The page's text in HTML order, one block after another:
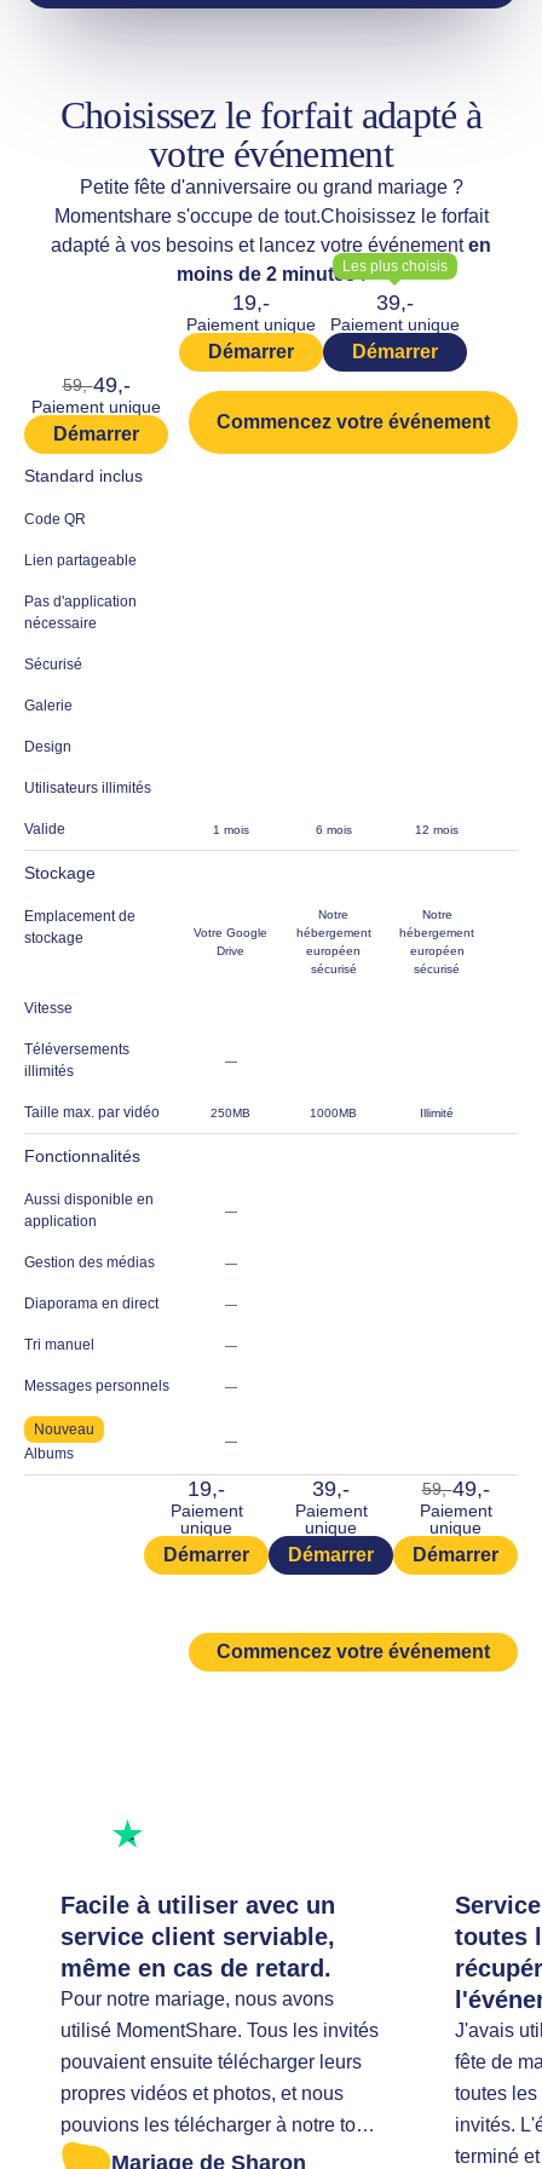
Choisissez le forfait adapté à
votre événement
Petite fête d'anniversaire ou grand mariage ?
Momentshare s'occupe de tout.Choisissez le forfait
adapté à vos besoins et lancez votre événementen
moins de 2 minutes!
19,-
Paiement unique
Démarrer
Les plus choisis
39,-
Paiement unique
Démarrer
59,-49,-
Paiement unique
Démarrer
Commencez votre événement
Standard inclus
Code QR
Lien partageable
Pas d'application
nécessaire
Sécurisé
Galerie
Design
Utilisateurs illimités
Valide 1 mois 6 mois 12 mois
Stockage
Emplacement de
stockage
Votre Google
Drive
Notre
hébergement
européen
sécurisé
Notre
hébergement
européen
sécurisé
Vitesse
Téléversements
illimités
—
Taille max. par vidéo 250MB 1000MB Illimité
Fonctionnalités
Aussi disponible en
application
—
Gestion des médias —
Diaporama en direct —
Tri manuel —
Messages personnels —
Nouveau
Albums
—
19,-
Paiement
unique
Démarrer
39,-
Paiement
unique
Démarrer
59,-49,-
Paiement
unique
Démarrer
Commencez votre événement
Facile à utiliser avec un
service client serviable,
même en cas de retard.
Pour notre mariage, nous avons
utilisé MomentShare. Tous les invités
pouvaient ensuite télécharger leurs
propres vidéos et photos, et nous
pouvions les télécharger à notre tour.
Vraiment recommandé ! J'étais en
Mariage de Sharon
toutes
J'avais
fête de
toutes
invités.
terminé